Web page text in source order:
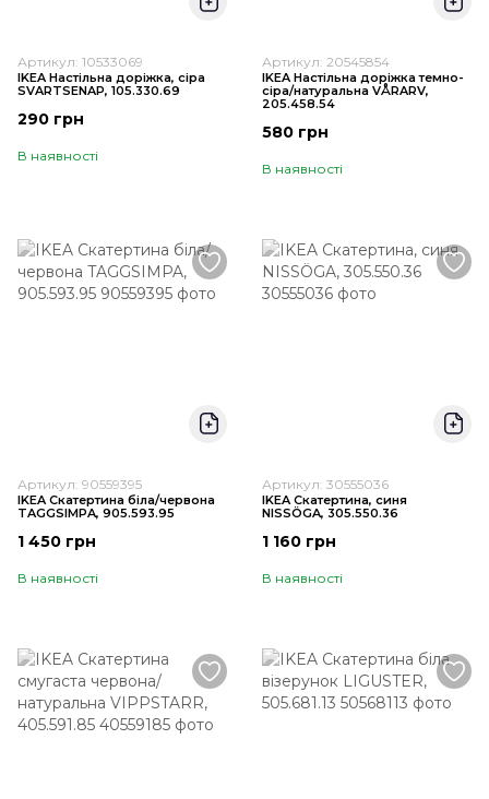
Артикул: 10533069
IKEA Настільна доріжка, сіра
SVARTSENAP, 105.330.69
290 грн
В наявності
Артикул: 20545854
IKEA Настільна доріжка темно-
сіра/натуральна VÅRARV,
205.458.54
580 грн
В наявності
Артикул: 90559395
IKEA Скатертина біла/червона
TAGGSIMPA, 905.593.95
1 450 грн
В наявності
Артикул: 30555036
IKEA Скатертина, синя
NISSÖGA, 305.550.36
1 160 грн
В наявності